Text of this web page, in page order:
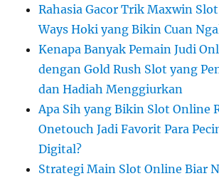
Rahasia Gacor Trik Maxwin
Ways Hoki yang Bikin Cuan
Kenapa Banyak Pemain Judi
dengan Gold Rush Slot yang
dan Hadiah Menggiurkan
Apa Sih yang Bikin Slot Online
Onetouch Jadi Favorit Para
Digital?
Strategi Main Slot Online Biar